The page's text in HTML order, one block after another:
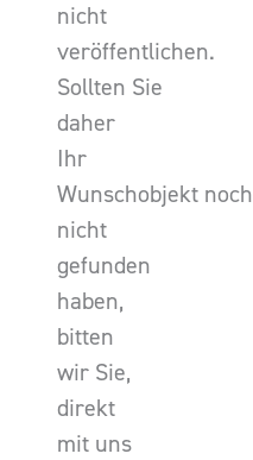
nicht
veröffentlichen.
Sollten Sie
daher
Ihr
Wunschobjekt noch
nicht
gefunden
haben,
bitten
wir Sie,
direkt
mit uns